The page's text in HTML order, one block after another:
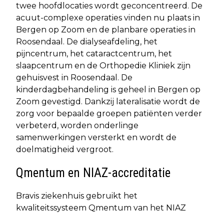
twee hoofdlocaties wordt geconcentreerd. De
acuut-complexe operaties vinden nu plaats in
Bergen op Zoom en de planbare operaties in
Roosendaal. De dialyseafdeling, het
pijncentrum, het cataractcentrum, het
slaapcentrum en de Orthopedie Kliniek zijn
gehuisvest in Roosendaal. De
kinderdagbehandeling is geheel in Bergen op
Zoom gevestigd. Dankzij lateralisatie wordt de
zorg voor bepaalde groepen patiënten verder
verbeterd, worden onderlinge
samenwerkingen versterkt en wordt de
doelmatigheid vergroot.
Qmentum en NIAZ-accreditatie
Bravis ziekenhuis gebruikt het
kwaliteitssysteem Qmentum van het NIAZ